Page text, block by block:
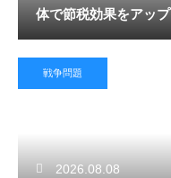
体で節税効果をアップ
戦争問題
2026.08.08